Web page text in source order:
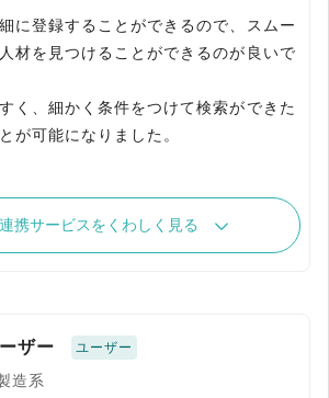
に登録することができるので、スムー
材を見つけることができるのが良いで
く、細かく条件をつけて検索ができた
携サービスをくわしく見る
ザー ユーザー
造系